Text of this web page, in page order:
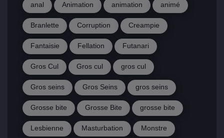
anal Animation animation animé
Branlette Corruption Creampie
Fantaisie Fellation Futanari
Gros Cul Gros cul gros cul
Gros seins Gros Seins gros seins
Grosse bite Grosse Bite grosse bite
Lesbienne Masturbation Monstre